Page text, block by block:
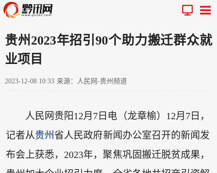
贵州2023年招引90个助力搬迁群众就
业项目
2023-12-08 10:33 来源：人民网-贵州频道
人民网贵阳12月7日电（龙章榆）12月7日，
记者从贵州 省人民政府新闻办公室召开的新闻发
布会上获悉，2023年，聚焦巩固搬迁脱贫成果，